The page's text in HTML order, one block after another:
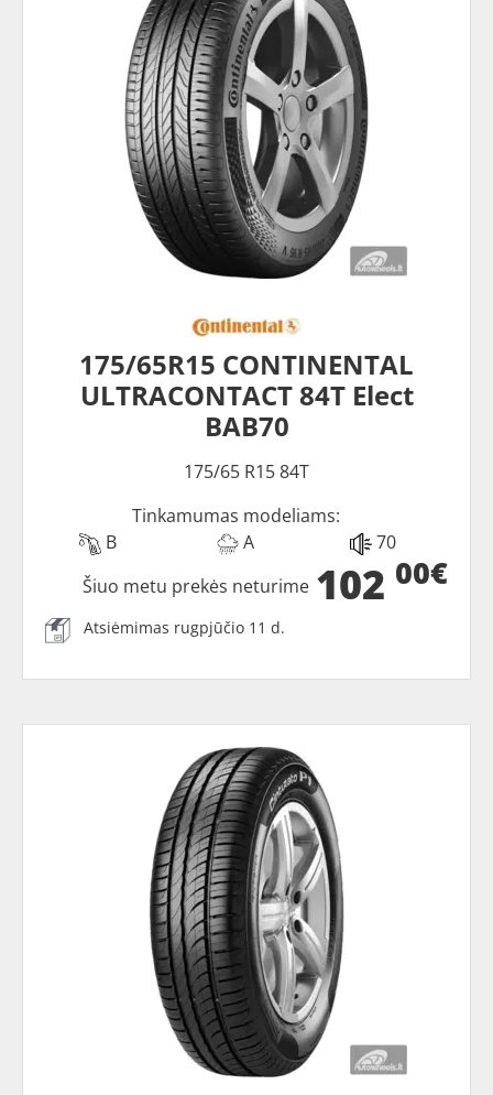
175/65R15 CONTINENTAL
ULTRACONTACT 84T Elect
BAB70
175/65 R15 84T
Tinkamumas modeliams:
B
A 70
102 00€
Šiuo metu prekės neturime
Atsiėmimas rugpjūčio 11 d.